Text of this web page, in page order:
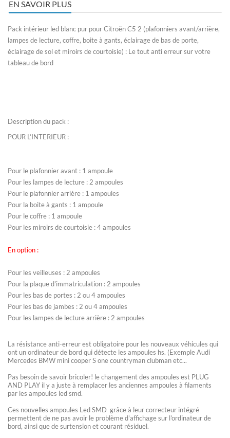
EN SAVOIR PLUS
Pack intérieur led blanc pur pour Citroën C5 2 (plafonniers avant/arrière,
lampes de lecture, coffre, boite à gants, éclairage de bas de porte,
éclairage de sol et miroirs de courtoisie) : Le tout anti erreur sur votre
tableau de bord
Description du pack :
POUR L’INTERIEUR :
Pour le plafonnier avant : 1 ampoule
Pour les lampes de lecture : 2 ampoules
Pour le plafonnier arrière : 1 ampoules
Pour la boite à gants : 1 ampoule
Pour le coffre : 1 ampoule
Pour les miroirs de courtoisie : 4 ampoules
En option :
Pour les veilleuses : 2 ampoules
Pour la plaque d'immatriculation : 2 ampoules
Pour les bas de portes : 2 ou 4 ampoules
Pour les bas de jambes : 2 ou 4 ampoules
Pour les lampes de lecture arrière : 2 ampoules
La résistance anti-erreur est obligatoire pour les nouveaux véhicules qui
ont un ordinateur de bord qui détecte les ampoules hs. (Exemple Audi
Mercedes BMW mini cooper S one countryman clubman etc...
Pas besoin de savoir bricoler! le changement des ampoules est PLUG
AND PLAY il y a juste à remplacer les anciennes ampoules à filaments
par les ampoules led smd.
Ces nouvelles ampoules Led SMD grâce à leur correcteur intégré
permettent de ne pas avoir le problème d'affichage sur l'ordinateur de
bord, ainsi que de surtension et courant résiduel.